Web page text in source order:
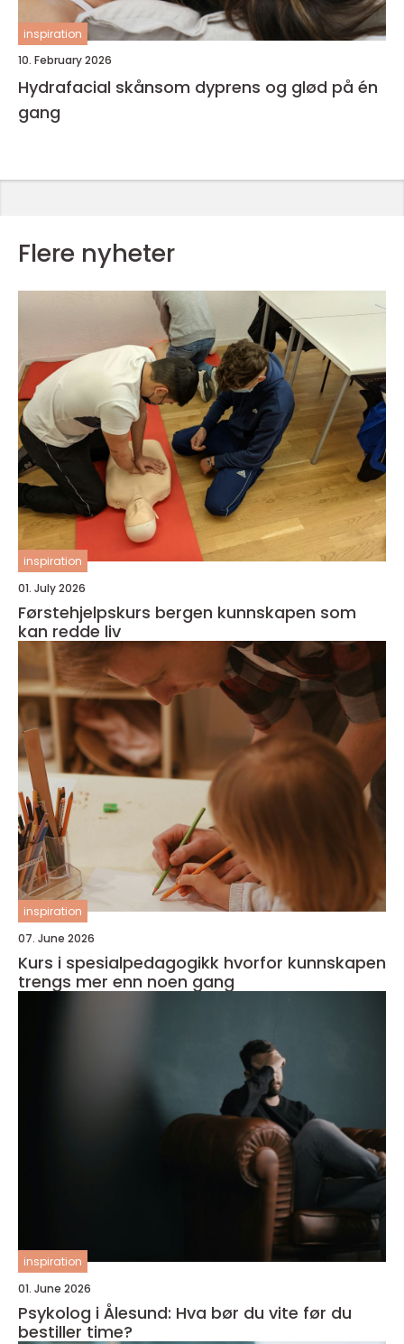
inspiration
10. February 2026
Hydrafacial skånsom dyprens og glød på én
gang
Flere nyheter
inspiration
01. July 2026
Førstehjelpskurs bergen kunnskapen som
kan redde liv
inspiration
07. June 2026
Kurs i spesialpedagogikk hvorfor kunnskapen
trengs mer enn noen gang
inspiration
01. June 2026
Psykolog i Ålesund: Hva bør du vite før du
bestiller time?